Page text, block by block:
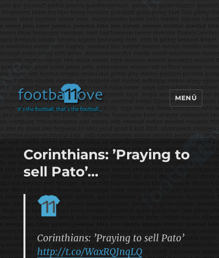
footbaLLove
MENÜ
Corinthians: ’Praying to
sell Pato’…
Corinthians: ’Praying to sell Pato’
http://t.co/WaxRQJnqLQ